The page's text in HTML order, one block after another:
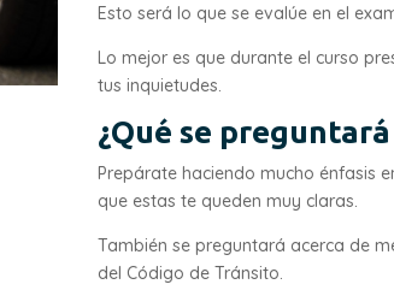
Esto será lo que se evalúe en el
Lo mejor es que durante el curso
tus inquietudes.
¿Qué se
Prepárate haciendo mucho énfasis
que estas te queden muy claras.
También se preguntará acerca de
del Código de Tránsito.